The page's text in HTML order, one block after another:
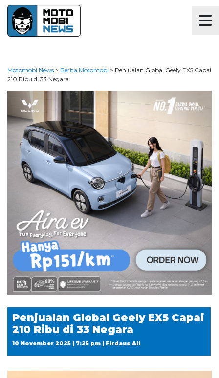
Motomobi News > Berita Motomobi > Penjualan Global Geely EX5 Capai
210 Ribu di 33 Negara
Penjualan Global Geely EX5 Capai
210 Ribu di 33 Negara
10 November 2025 | 7:25 pm | Firdaus Ali